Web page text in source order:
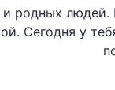
родных людей.
Сегодня у